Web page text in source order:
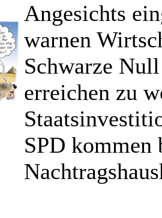
Angesichts
warnen
Schwarze
erreichen zu
SPD kommen